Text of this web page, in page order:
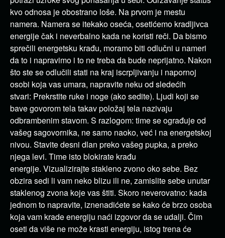
kvo odnosa je obostrano loše. Na prvom je mestu
namera. Namera se itekako oseća, osetićemo kradljivca
energije čak i neverbalno kada ne koristi reči. Da bismo
sprečili energetsku krađu, moramo biti odlučni u nameri
da to i napravimo i to ne treba da bude neprijatno. Nakon
što ste se odlučili stati na kraj iscrpljivanju i napornoj
osobi koja vas umara, napravite neku od sledećih
stvari: Prekrstite ruke i noge (ako sedite). Ljudi koji se
bave govorom tela takav položaj tela nazivaju
odbrambenim stavom. S razlogom: time se ograđuje od
vašeg sagovornika, ne samo naoko, već i na energetskoj
nivou. Stavite desni dlan preko vašeg pupka, a preko
njega levi. Time isto blokirate krađu
energije. Vizualizirajte stakleno zvono oko sebe. Bez
obzira sedi li vam neko blizu ili ne, zamislite sebe unutar
staklenog zvona koje vas štiti. Skoro neverovatno: kada
jednom to napravite, iznenadićete se kako će brzo osoba
koja vam krade energiju naći izgovor da se udalji. Čim
oseti da više ne može krasti energiju, istog trena će